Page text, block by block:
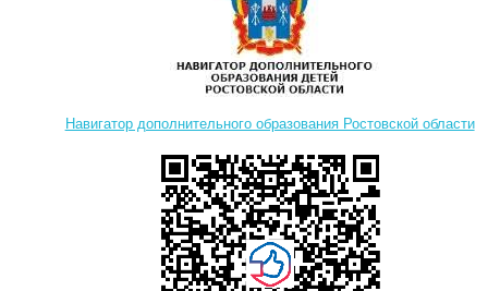
Навигатор дополнительного образования Ростовской области